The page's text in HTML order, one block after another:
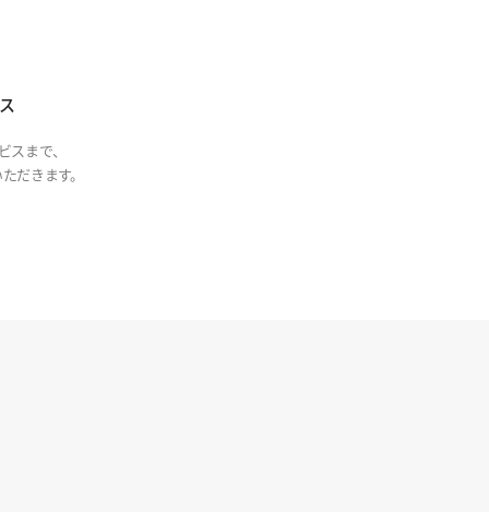
まで、
だきます。